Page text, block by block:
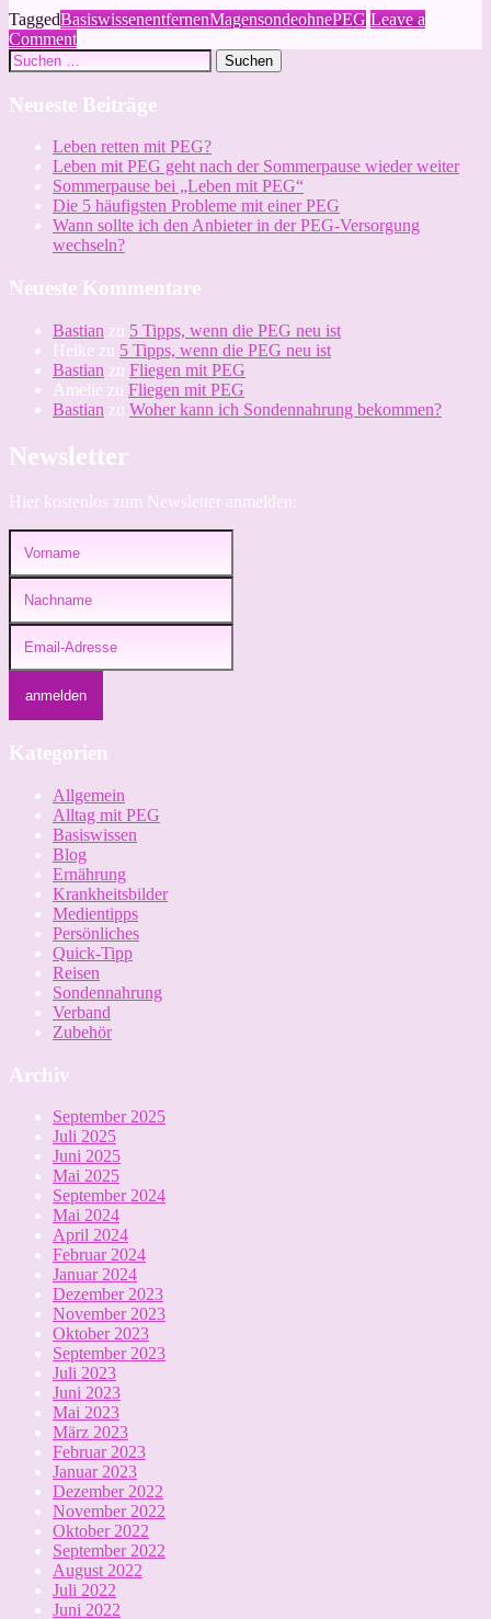
TaggedBasiswissenentfernenMagensondeohnePEG Leave a
Commenton
Ein
Leben
nach
der
Suchen
nach:
Neueste Beiträge
Leben retten mit PEG?
Leben mit PEG geht nach der Sommerpause wieder weiter
Sommerpause bei „Leben mit PEG“
Die 5 häufigsten Probleme mit einer PEG
Wann sollte ich den Anbieter in der PEG-Versorgung
wechseln?
Neueste Kommentare
Bastian zu 5 Tipps, wenn die PEG neu ist
Heike zu 5 Tipps, wenn die PEG neu ist
Bastian zu Fliegen mit PEG
Amelie zu Fliegen mit PEG
Bastian zu Woher kann ich Sondennahrung bekommen?
Newsletter
Hier kostenlos zum Newsletter anmelden:
Kategorien
Allgemein
Alltag mit PEG
Basiswissen
Blog
Ernährung
Krankheitsbilder
Medientipps
Persönliches
Quick-Tipp
Reisen
Sondennahrung
Verband
Zubehör
Archiv
September 2025
Juli 2025
Juni 2025
Mai 2025
September 2024
Mai 2024
April 2024
Februar 2024
Januar 2024
Dezember 2023
November 2023
Oktober 2023
September 2023
Juli 2023
Juni 2023
Mai 2023
März 2023
Februar 2023
Januar 2023
Dezember 2022
November 2022
Oktober 2022
September 2022
August 2022
Juli 2022
Juni 2022